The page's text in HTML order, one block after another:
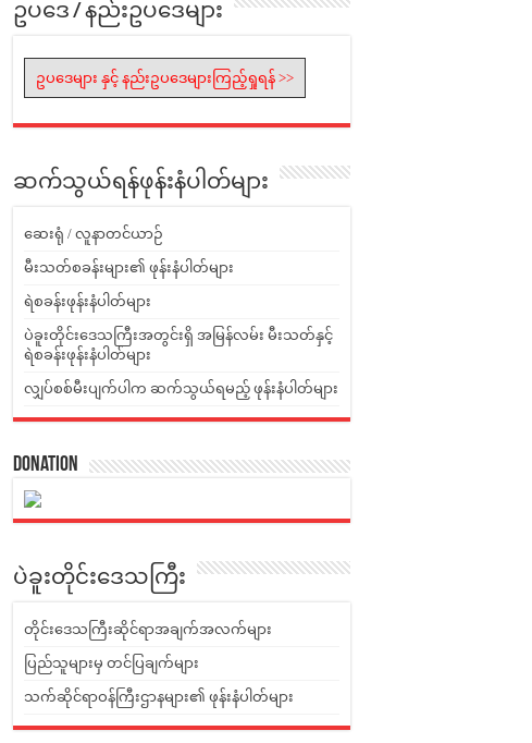
ဥပဒေ / နည်းဥပဒေများ
ဥပဒေများ နှင့် နည်းဥပဒေများကြည့်ရှုရန် >>
ဆက်သွယ်ရန်ဖုန်းနံပါတ်များ
ဆေးရုံ / လူနာတင်ယာဉ်
မီးသတ်စခန်းများ၏ ဖုန်းနံပါတ်များ
ရဲစခန်းဖုန်းနံပါတ်များ
ပဲခူးတိုင်းဒေသကြီးအတွင်းရှိ အမြန်လမ်း မီးသတ်နှင့်
ရဲစခန်းဖုန်းနံပါတ်များ
လျှပ်စစ်မီးပျက်ပါက ဆက်သွယ်ရမည့် ဖုန်းနံပါတ်များ
Donation
ပဲခူးတိုင်းဒေသကြီး
တိုင်းဒေသကြီးဆိုင်ရာအချက်အလက်များ
ပြည်သူများမှ တင်ပြချက်များ
သက်ဆိုင်ရာဝန်ကြီးဌာနများ၏ ဖုန်းနံပါတ်များ